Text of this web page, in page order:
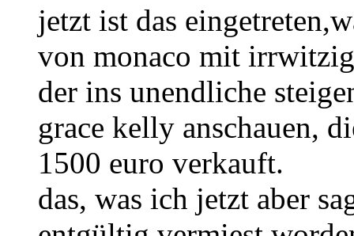
jetzt ist das
von monaco mit
der ins unendliche
grace kelly anschauen,
1500 euro verkauft.
das, was ich jetzt aber